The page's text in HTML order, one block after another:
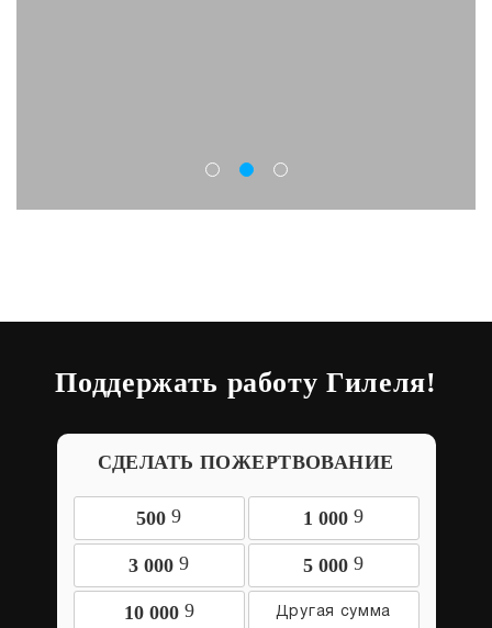
Поддержать работу Гилеля!
СДЕЛАТЬ ПОЖЕРТВОВАНИЕ
500 9 1 000 9
3 000 9 5 000 9
10 000 9